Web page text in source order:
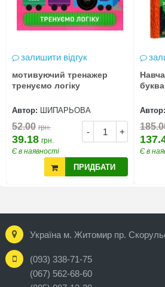
залишити відгук
мотивуючий тренажер
тренуємо логіку
Автор: ШИПАРЬОВА
- +
52.00 грн.
39.18 грн.
Є в наявності
ПРИДБАТИ
Автор:
Є в
Україна м. Житомир пр.
(093) 338-71-75
(067) 562-68-60